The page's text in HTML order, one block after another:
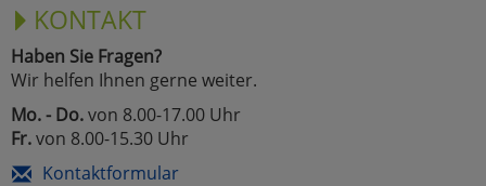
KONTAKT
Haben Sie Fragen?
Wir helfen Ihnen gerne weiter.
Mo. - Do.von 8.00-17.00 Uhr
Fr.von 8.00-15.30 Uhr
Kontaktformular